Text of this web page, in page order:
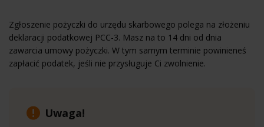
Zgłoszenie pożyczki do urzędu skarbowego polega na złożeniu
deklaracji podatkowej PCC-3. Masz na to 14 dni od dnia
zawarcia umowy pożyczki. W tym samym terminie powinieneś
zapłacić podatek, jeśli nie przysługuje Ci zwolnienie.
Uwaga!